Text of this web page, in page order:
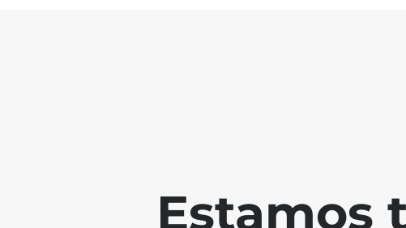
Estamos